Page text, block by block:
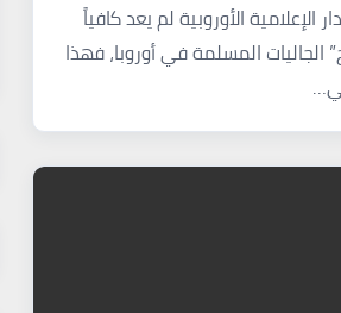
الإعلامية الأوروبية لم يعد كافياً
الجاليات المسلمة في أوروبا، فهذا